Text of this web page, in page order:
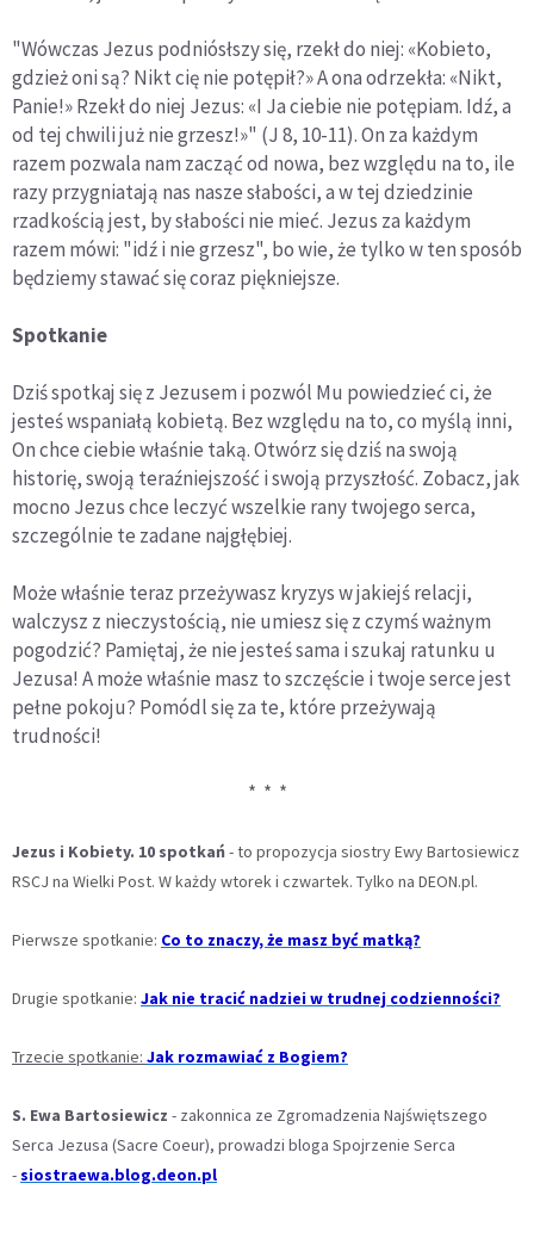
"Wówczas Jezus podniósłszy się, rzekł do niej: «Kobieto,
gdzież oni są? Nikt cię nie potępił?» A ona odrzekła: «Nikt,
Panie!» Rzekł do niej Jezus: «I Ja ciebie nie potępiam. Idź, a
od tej chwili już nie grzesz!»" (J 8, 10-11). On za każdym
razem pozwala nam zacząć od nowa, bez względu na to, ile
razy przygniatają nas nasze słabości, a w tej dziedzinie
rzadkością jest, by słabości nie mieć. Jezus za każdym
razem mówi: "idź i nie grzesz", bo wie, że tylko w ten sposób
będziemy stawać się coraz piękniejsze.
Spotkanie
Dziś spotkaj się z Jezusem i pozwól Mu powiedzieć ci, że
jesteś wspaniałą kobietą. Bez względu na to, co myślą inni,
On chce ciebie właśnie taką. Otwórz się dziś na swoją
historię, swoją teraźniejszość i swoją przyszłość. Zobacz, jak
mocno Jezus chce leczyć wszelkie rany twojego serca,
szczególnie te zadane najgłębiej.
Może właśnie teraz przeżywasz kryzys w jakiejś relacji,
walczysz z nieczystością, nie umiesz się z czymś ważnym
pogodzić? Pamiętaj, że nie jesteś sama i szukaj ratunku u
Jezusa! A może właśnie masz to szczęście i twoje serce jest
pełne pokoju? Pomódl się za te, które przeżywają
trudności!
* * *
Jezus i Kobiety. 10 spotkań- to propozycja siostry Ewy Bartosiewicz
RSCJ na Wielki Post. W każdy wtorek i czwartek. Tylko na DEON.pl.
Pierwsze spotkanie: Co to znaczy, że masz być matką?
Drugie spotkanie: Jak nie tracić nadziei w trudnej codzienności?
Trzecie spotkanie: Jak rozmawiać z Bogiem?
S. Ewa Bartosiewicz - zakonnica ze Zgromadzenia Najświętszego
Serca Jezusa (Sacre Coeur), prowadzi bloga Spojrzenie Serca
-siostraewa.blog.deon.pl